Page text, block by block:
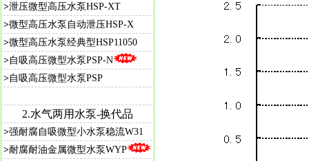
>泄压微型高压水泵HSP-XT
>微型高压水泵自动泄压HSP-X
>微型高压水泵经典型HSP11050
>自吸高压微型水泵PSP-N
>自吸高压微型水泵PSP
2.水气两用水泵-换代品
>强耐腐自吸微型小水泵稳流W31
>耐腐耐油金属微型水泵WYP